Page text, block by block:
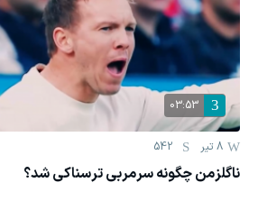
03:53
8 تیر 542
ناگلزمن چگونه سرمربی ترسناکی شد؟